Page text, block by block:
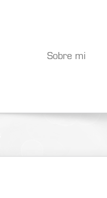
Sobre mi